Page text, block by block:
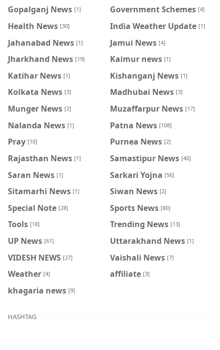
Gopalganj News [1] Government Schemes [4]
Health News [30] India Weather Update [1]
Jahanabad News [1] Jamui News [4]
Jharkhand News [19] Kaimur news [1]
Katihar News [1] Kishanganj News [1]
Kolkata News [3] Madhubai News [3]
Munger News [2] Muzaffarpur News [17]
Nalanda News [1] Patna News [108]
Pray [10] Purnea News [2]
Rajasthan News [1] Samastipur News [40]
Saran News [1] Sarkari Yojna [56]
Sitamarhi News [1] Siwan News [2]
Special Note [28] Sports News [80]
Tools [18] Trending News [13]
UP News [61] Uttarakhand News [1]
VIDESH NEWS [27] Vaishali News [7]
Weather [4] affiliate [3]
khagaria news [9]
HASHTAG